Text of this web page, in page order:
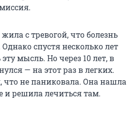
с тревогой, что болезнь
спустя несколько лет
мысль. Но через 10 лет, в
— на этот раз в легких.
что не паниковала. Она нашла
и решила лечиться там.